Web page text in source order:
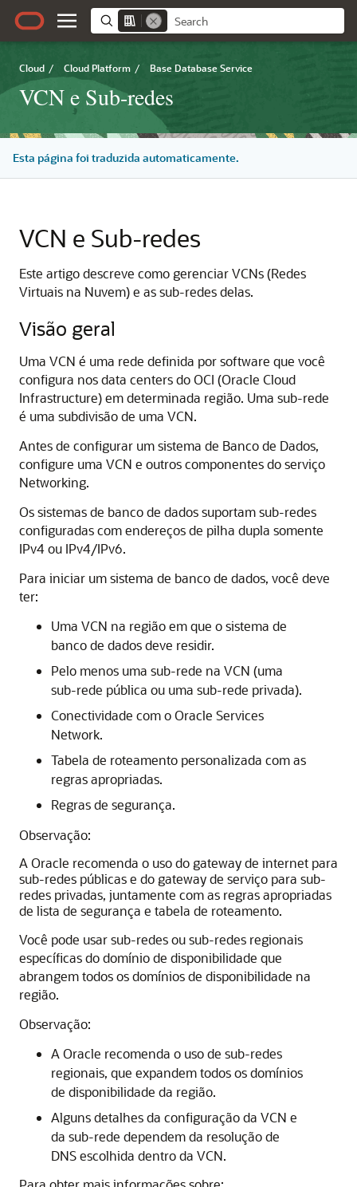
Cloud / Cloud Platform / Base Database Service
VCN e Sub-redes
Esta página foi traduzida automaticamente.
VCN e Sub-redes
Este artigo descreve como gerenciar VCNs (Redes
Virtuais na Nuvem) e as sub-redes delas.
Visão geral
Uma VCN é uma rede definida por software que você
configura nos data centers do OCI (Oracle Cloud
Infrastructure) em determinada região. Uma sub-rede
é uma subdivisão de uma VCN.
Antes de configurar um sistema de Banco de Dados,
configure uma VCN e outros componentes do serviço
Networking.
Os sistemas de banco de dados suportam sub-redes
configuradas com endereços de pilha dupla somente
IPv4 ou IPv4/IPv6.
Para iniciar um sistema de banco de dados, você deve
ter:
Uma VCN na região em que o sistema de
banco de dados deve residir.
Pelo menos uma sub-rede na VCN (uma
sub-rede pública ou uma sub-rede privada).
Conectividade com o Oracle Services
Network.
Tabela de roteamento personalizada com as
regras apropriadas.
Regras de segurança.
Observação:
A Oracle recomenda o uso do gateway de internet para
sub-redes públicas e do gateway de serviço para sub-
redes privadas, juntamente com as regras apropriadas
de lista de segurança e tabela de roteamento.
Você pode usar sub-redes ou sub-redes regionais
específicas do domínio de disponibilidade que
abrangem todos os domínios de disponibilidade na
região.
Observação:
A Oracle recomenda o uso de sub-redes
regionais, que expandem todos os domínios
de disponibilidade da região.
Alguns detalhes da configuração da VCN e
da sub-rede dependem da resolução de
DNS escolhida dentro da VCN.